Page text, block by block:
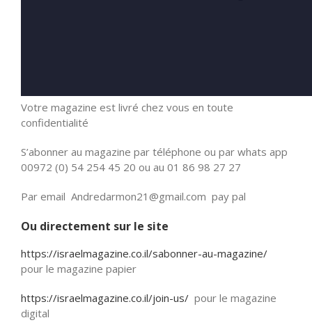
Votre magazine est livré chez vous en toute
confidentialité
S’abonner au magazine par téléphone ou par whats app
00972 (0) 54 254 45 20 ou au 01 86 98 27 27
Par email Andredarmon21@gmail.com pay pal
Ou directement sur le site
https://israelmagazine.co.il/sabonner-au-magazine/
pour le magazine papier
https://israelmagazine.co.il/join-us/ pour le magazine
digital